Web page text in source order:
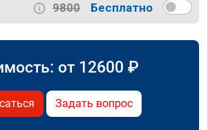
9800 Бесплатно
от 12600 ₽
Задать вопрос